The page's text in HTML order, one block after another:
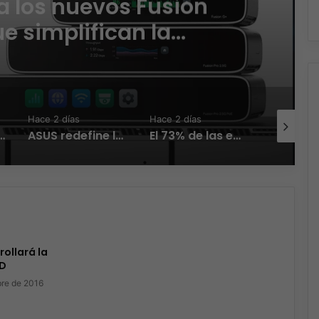
los nuevos Fusion
simplifican la
reducen costos y
operativa
la conexión del día a día
Hace 2 días
ASUS redefine la productividad y el gaming con la experiencia Duo
Hace 2 días
El 73% de las empresas en LATAM aseguran que el phishing sigue funcionando
la
de 2016